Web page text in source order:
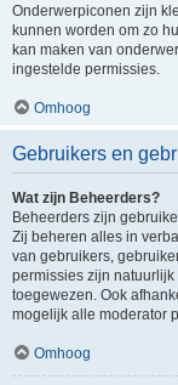
Onderwerpiconen zijn
kunnen worden om zo
kan maken van
ingestelde permissies.
Omhoog
Gebruikers en
Wat zijn Beheerders?
Beheerders zijn
Zij beheren alles in
van gebruikers,
permissies zijn
toegewezen. Ook
mogelijk alle moderator
Omhoog